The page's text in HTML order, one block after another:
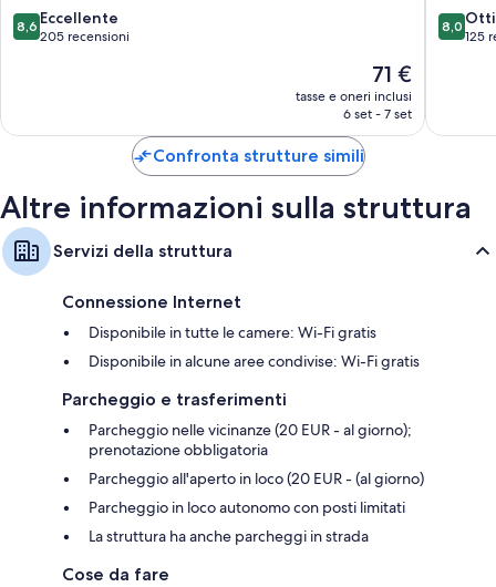
Culle/letti per bambini, riscaldamento e pulizie giornaliere
8.6
su
8,6 Eccellente
205 recensioni
Il
prezzo
attuale
71 €
tasse e oneri inclusi
6 set - 7 set
8.0
su
8,0
125
Confronta strutture simili
Altre informazioni sulla struttura
Servizi della struttura
Connessione Internet
Disponibile in tutte le camere: Wi-Fi gratis
Disponibile in alcune aree condivise: Wi-Fi gratis
Parcheggio e trasferimenti
Parcheggio nelle vicinanze (20 EUR - al giorno);
prenotazione obbligatoria
Parcheggio all'aperto in loco (20 EUR - (al giorno)
Parcheggio in loco autonomo con posti limitati
La struttura ha anche parcheggi in strada
Cose da fare